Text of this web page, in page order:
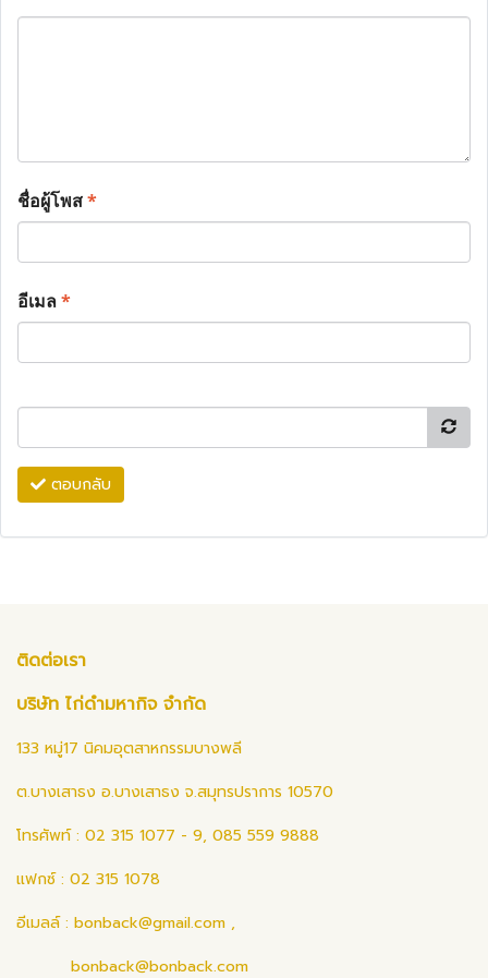
ชื่อผู้โพส*
อีเมล*
ตอบกลับ
ติดต่อเรา
บริษัท ไก่ดำมหากิจ จำกัด
133 หมู่17 นิคมอุตสาหกรรมบางพลี
ต.บางเสาธง อ.บางเสาธง จ.สมุทรปราการ 10570
โทรศัพท์ : 02 315 1077 - 9, 085 559 9888
แฟกซ์ : 02 315 1078
อีเมลล์ : bonback@gmail.com ,
bonback@bonback.com